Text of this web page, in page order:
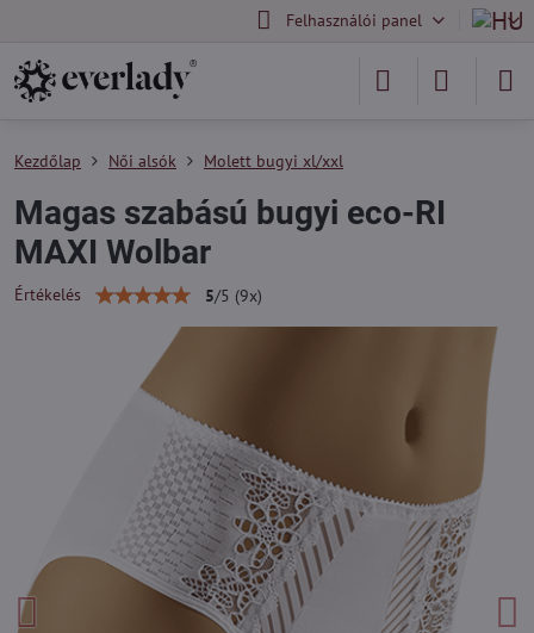
Felhasználói panel
Kezdőlap Női alsók Molett bugyi xl/xxl
Magas szabású bugyi eco-RI
MAXI Wolbar
Értékelés 5/5 (9x)